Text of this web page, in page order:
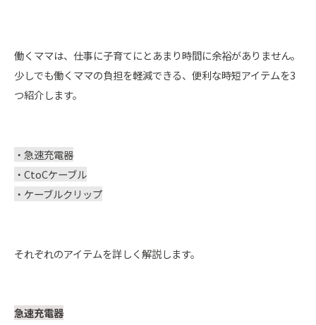
働くママは、仕事に子育てにとあまり時間に余裕がありません。
少しでも働くママの負担を軽減できる、便利な時短アイテムを3
つ紹介します。
・急速充電器
・CtoCケーブル
・ケーブルクリップ
それぞれのアイテムを詳しく解説します。
急速充電器